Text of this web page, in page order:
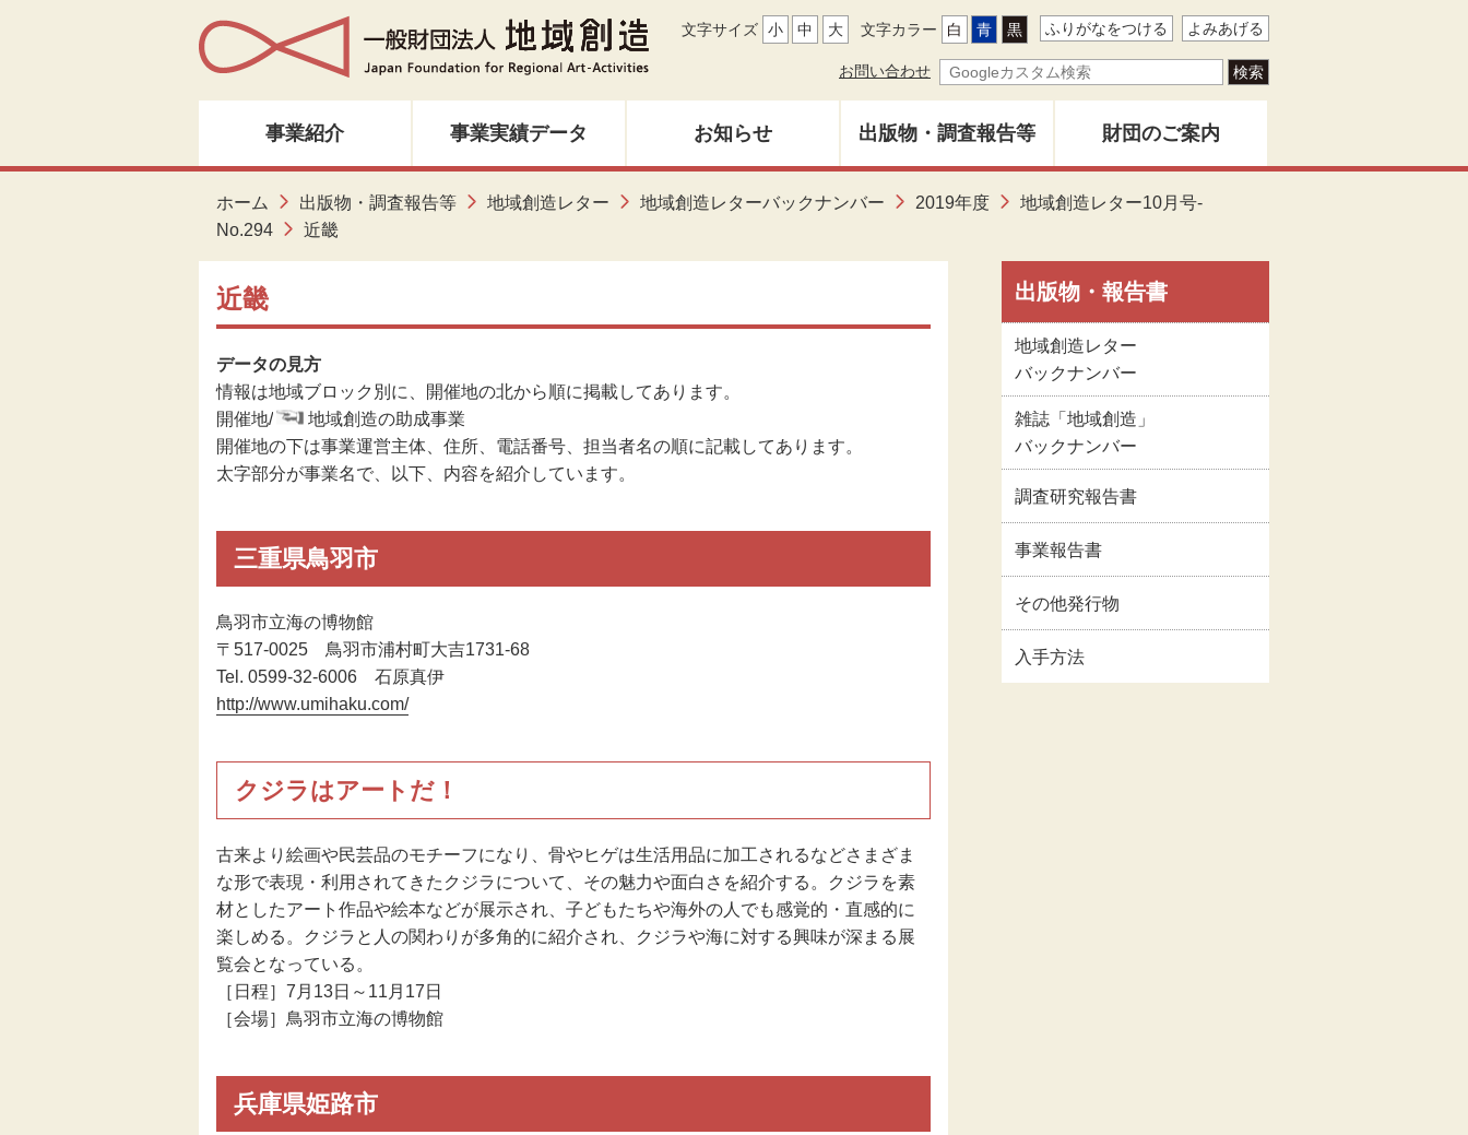
文字サイズ 小 中 大 文字カラー 白 青 黒 ふりがなをつける よみあげる
お問い合わせ
事業紹介
人材育成・研修
ダンス
演劇
創造ネットワーク
美術
伝統芸能
フェスティバル
地域創造大賞
事業実績データ お知らせ
募集中
出版物・調査報告等
地域創造レター
雑誌「地域創造」
調査研究報告書
新型コロナウイルス
感染症関連情報
東日本大震災関連情
財団のご案内
地域創造とは
財団事業のあゆみ
関係者名簿
事業報告書・事業計
画書等
ホーム 出版物・調査報告等 地域創造レター 地域創造レターバックナンバー 2019年度
地域創造レター10月号-
No.294
近畿
近畿
データの見方
情報は地域ブロック別に、開催地の北から順に掲載してあります。
開催地/
地域創造の助成事業
開催地の下は事業運営主体、住所、電話番号、担当者名の順に記載してあります。
太字部分が事業名で、以下、内容を紹介しています。
三重県鳥羽市
鳥羽市立海の博物館
〒517-0025 鳥羽市浦村町大吉1731-68
Tel. 0599-32-6006 石原真伊
http://www.umihaku.com/
クジラはアートだ！
古来より絵画や民芸品のモチーフになり、骨やヒゲは生活用品に加工されるなどさまざま
な形で表現・利用されてきたクジラについて、その魅力や面白さを紹介する。クジラを素
材としたアート作品や絵本などが展示され、子どもたちや海外の人でも感覚的・直感的に
楽しめる。クジラと人の関わりが多角的に紹介され、クジラや海に対する興味が深まる展
覧会となっている。
［日程］7月13日～11月17日
［会場］鳥羽市立海の博物館
兵庫県姫路市
出版物・報告書
地域創造レター
バックナンバー
雑誌「地域創造」
バックナンバー
調査研究報告書
事業報告書
その他発行物
入手方法